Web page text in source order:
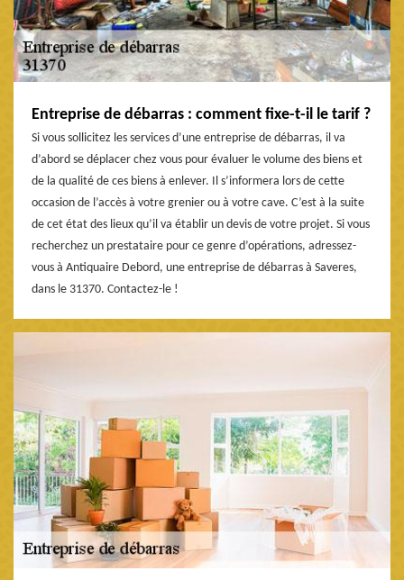
Entreprise de débarras : comment fixe-t-il le tarif ?
Si vous sollicitez les services d’une entreprise de débarras, il va
d’abord se déplacer chez vous pour évaluer le volume des biens et
de la qualité de ces biens à enlever. Il s’informera lors de cette
occasion de l’accès à votre grenier ou à votre cave. C’est à la suite
de cet état des lieux qu’il va établir un devis de votre projet. Si vous
recherchez un prestataire pour ce genre d’opérations, adressez-
vous à Antiquaire Debord, une entreprise de débarras à Saveres,
dans le 31370. Contactez-le !